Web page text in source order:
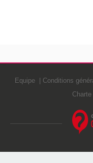
Equipe Conditions
Charte